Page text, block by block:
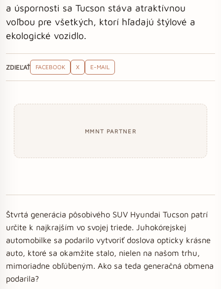
a úspornosti sa Tucson stáva atraktívnou
voľbou pre všetkých, ktorí hľadajú štýlové a
ekologické vozidlo.
ZDIEĽAŤ FACEBOOK X E-MAIL
MMNT PARTNER
Štvrtá generácia pôsobivého SUV Hyundai Tucson patrí
určite k najkrajším vo svojej triede. Juhokórejskej
automobilke sa podarilo vytvoriť doslova opticky krásne
auto, ktoré sa okamžite stalo, nielen na našom trhu,
mimoriadne obľúbeným. Ako sa teda generačná obmena
podarila?